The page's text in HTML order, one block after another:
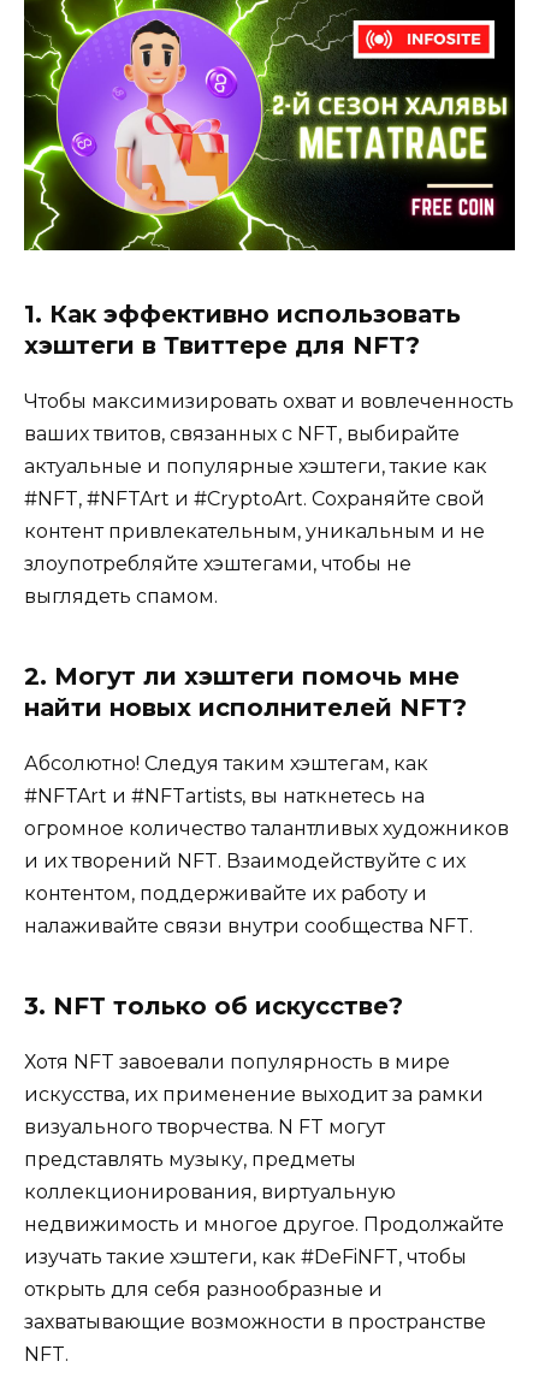
1. Как эффективно использовать
хэштеги в Твиттере для NFT?
Чтобы максимизировать охват и вовлеченность
ваших твитов, связанных с NFT, выбирайте
актуальные и популярные хэштеги, такие как
#NFT, #NFTArt и #CryptoArt. Сохраняйте свой
контент привлекательным, уникальным и не
злоупотребляйте хэштегами, чтобы не
выглядеть спамом.
2. Могут ли хэштеги помочь мне
найти новых исполнителей NFT?
Абсолютно! Следуя таким хэштегам, как
#NFTArt и #NFTartists, вы наткнетесь на
огромное количество талантливых художников
и их творений NFT. Взаимодействуйте с их
контентом, поддерживайте их работу и
налаживайте связи внутри сообщества NFT.
3. NFT только об искусстве?
Хотя NFT завоевали популярность в мире
искусства, их применение выходит за рамки
визуального творчества. N FT могут
представлять музыку, предметы
коллекционирования, виртуальную
недвижимость и многое другое. Продолжайте
изучать такие хэштеги, как #DeFiNFT, чтобы
открыть для себя разнообразные и
захватывающие возможности в пространстве
NFT.